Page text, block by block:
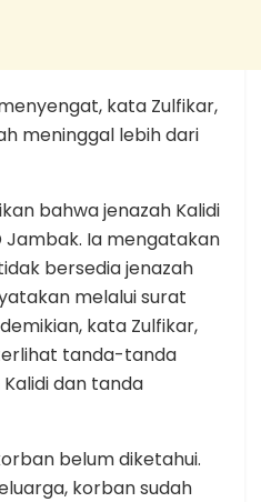
kata Zulfikar,
meninggal lebih dari
bahwa jenazah Kalidi
Jambak. Ia mengatakan
bersedia jenazah
melalui surat
kata Zulfikar,
tanda-tanda
dan tanda
belum diketahui.
korban sudah